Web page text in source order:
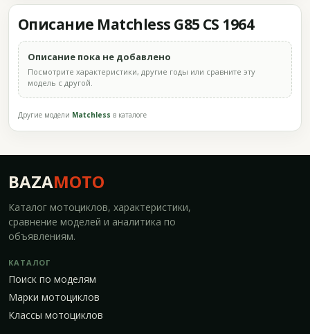
Описание Matchless G85 CS 1964
Описание пока не добавлено
Посмотрите характеристики, другие годы или сравните эту
модель с другой.
Другие модели Matchless в каталоге
BAZAMOTO
Каталог мотоциклов, характеристики,
сравнение моделей и аналитика по
объявлениям.
КАТАЛОГ
Поиск по моделям
Марки мотоциклов
Классы мотоциклов